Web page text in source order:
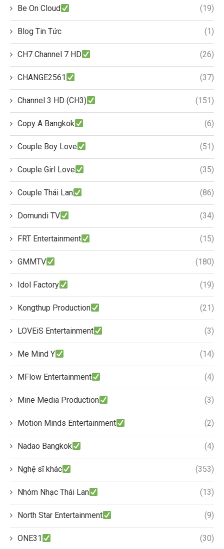
Be On Cloud (19)
Blog Tin Tức (1)
CH7 Channel 7 HD (26)
CHANGE2561 (37)
Channel 3 HD (CH3) (151)
Copy A Bangkok (6)
Couple Boy Love (51)
Couple Girl Love (35)
Couple Thái Lan (86)
Domundi TV (34)
FRT Entertainment (15)
GMMTV (180)
Idol Factory (19)
Kongthup Production (21)
LOVEiS Entertainment (3)
Me Mind Y (14)
MFlow Entertainment (4)
Mine Media Production (3)
Motion Minds Entertainment (2)
Nadao Bangkok (4)
Nghệ sĩ khác (353)
Nhóm Nhạc Thái Lan (13)
North Star Entertainment (9)
ONE31 (30)